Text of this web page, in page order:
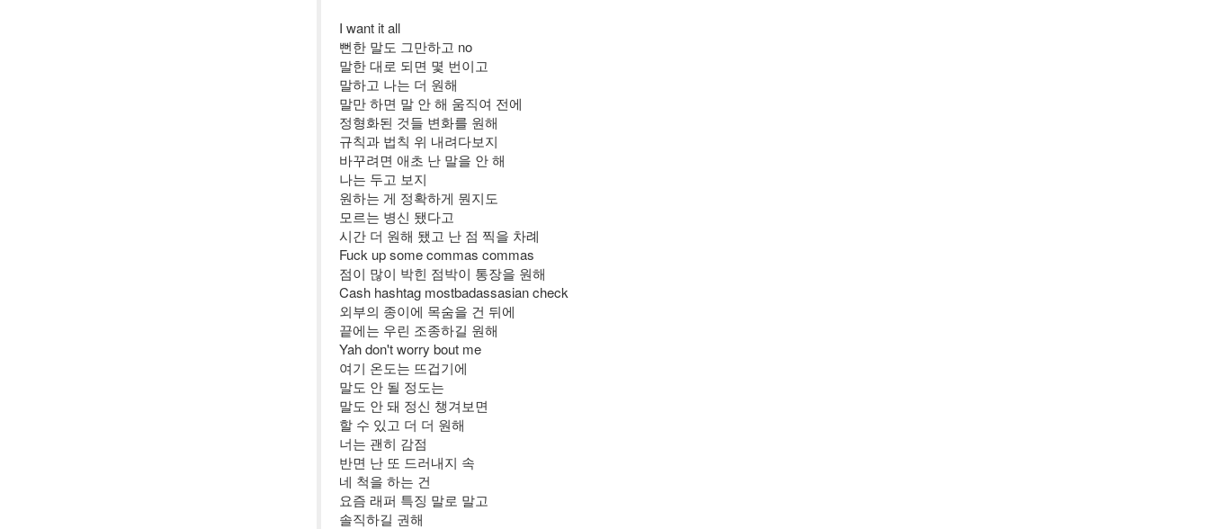
I want it all
뻔한 말도 그만하고 no
말한 대로 되면 몇 번이고
말하고 나는 더 원해
말만 하면 말 안 해 움직여 전에
정형화된 것들 변화를 원해
규칙과 법칙 위 내려다보지
바꾸려면 애초 난 말을 안 해
나는 두고 보지
원하는 게 정확하게 뭔지도
모르는 병신 됐다고
시간 더 원해 됐고 난 점 찍을 차례
Fuck up some commas commas
점이 많이 박힌 점박이 통장을 원해
Cash hashtag mostbadassasian check
외부의 종이에 목숨을 건 뒤에
끝에는 우린 조종하길 원해
Yah don't worry bout me
여기 온도는 뜨겁기에
말도 안 될 정도는
말도 안 돼 정신 챙겨보면
할 수 있고 더 더 원해
너는 괜히 감점
반면 난 또 드러내지 속
네 척을 하는 건
요즘 래퍼 특징 말로 말고
솔직하길 권해